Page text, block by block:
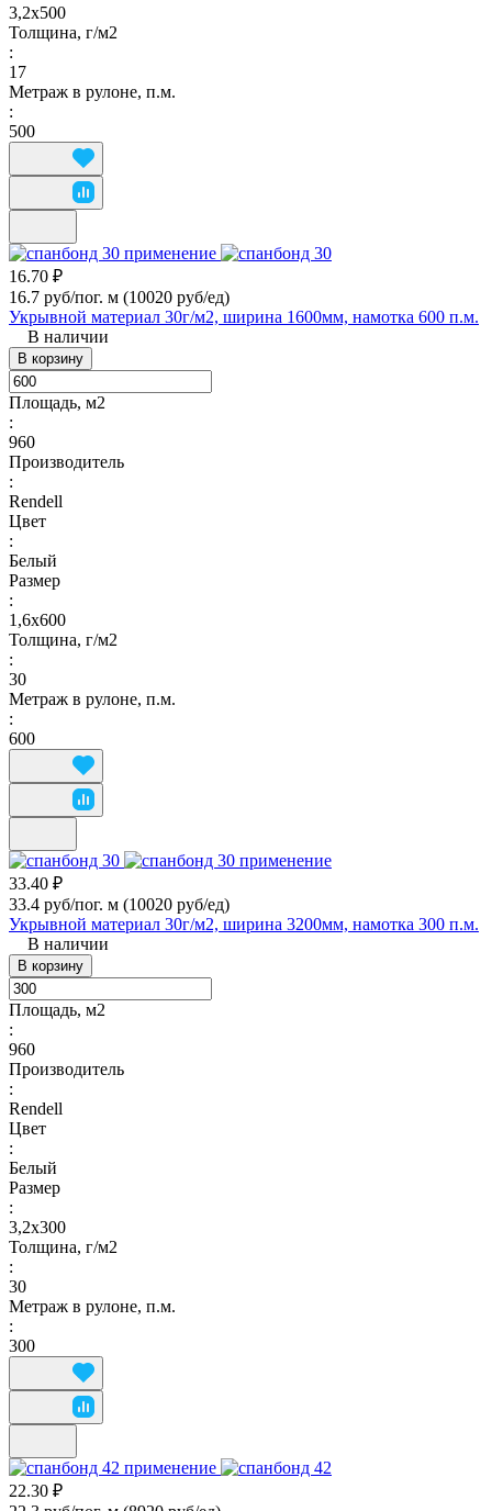
3,2х500
Толщина, г/м2
:
17
Метраж в рулоне, п.м.
:
500
16.70 ₽
16.7 руб/пог. м (10020 руб/eд)
Укрывной материал 30г/м2, ширина 1600мм, намотка 600 п.м.
В наличии
В корзину
Площадь, м2
:
960
Производитель
:
Rendell
Цвет
:
Белый
Размер
:
1,6х600
Толщина, г/м2
:
30
Метраж в рулоне, п.м.
:
600
33.40 ₽
33.4 руб/пог. м (10020 руб/eд)
Укрывной материал 30г/м2, ширина 3200мм, намотка 300 п.м.
В наличии
В корзину
Площадь, м2
:
960
Производитель
:
Rendell
Цвет
:
Белый
Размер
:
3,2х300
Толщина, г/м2
:
30
Метраж в рулоне, п.м.
:
300
22.30 ₽